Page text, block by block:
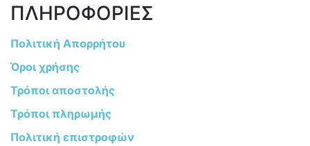
ΠΛΗΡΟΦΟΡΙΕΣ
Πολιτική Απορρήτου
Όροι χρήσης
Τρόποι αποστολής
Τρόποι πληρωμής
Πολιτική επιστροφών